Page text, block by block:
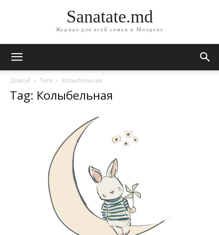
Sanatate.md
Журнал для всей семьи в Молдове
Домой Теги Колыбельная
Tag: Колыбельная